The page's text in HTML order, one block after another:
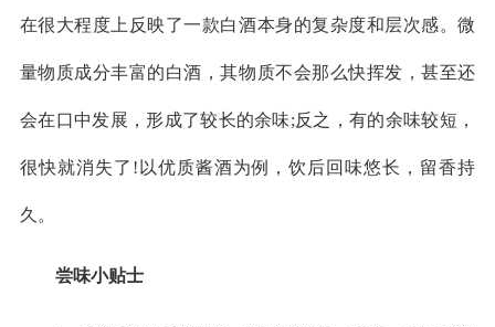
在很大程度上反映了一款白酒本身的复杂度和层次感。微
量物质成分丰富的白酒，其物质不会那么快挥发，甚至还
会在口中发展，形成了较长的余味;反之，有的余味较短，
很快就消失了!以优质酱酒为例，饮后回味悠长，留香持
久。
尝味小贴士